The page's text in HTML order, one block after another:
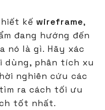
kếwireframe,
đang hướng đến
nó là gì. Hãy xác
dùng, phân tích xu
nghiên cứu các
ra cách tối ưu
tốt nhất.